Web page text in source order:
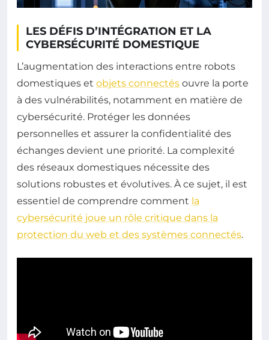
LES DÉFIS D’INTÉGRATION ET LA
CYBERSÉCURITÉ DOMESTIQUE
L’augmentation des interactions entre robots
domestiques et objets connectés ouvre la porte
à des vulnérabilités, notamment en matière de
cybersécurité. Protéger les données
personnelles et assurer la confidentialité des
échanges devient une priorité. La complexité
des réseaux domestiques nécessite des
solutions robustes et évolutives. À ce sujet, il est
essentiel de comprendre comment la
cybersécurité joue un rôle critique dans la
protection du web et des systèmes connectés.